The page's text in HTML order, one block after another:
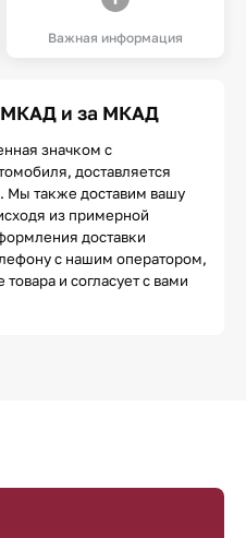
Важная информация
МКАД и за МКАД
значком с
доставляется
Мы также доставим вашу
из примерной
доставки
с нашим оператором,
и согласует с вами